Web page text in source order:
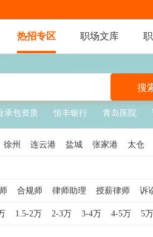
热招专区 职场文库
搜
承包资质 恒丰银行 青岛医院
徐州 连云港 盐城 张家港 太仓
合规师 律师助理 授薪律师 诉
1.5-2万 2-3万 3-4万 4-5万 5